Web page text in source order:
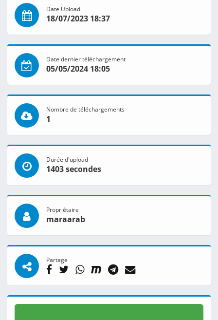
Date Upload
18/07/2023 18:37
Date dernier téléchargement
05/05/2024 18:05
Nombre de téléchargements
1
Durée d'upload
1403 secondes
Propriétaire
maraarab
Partage